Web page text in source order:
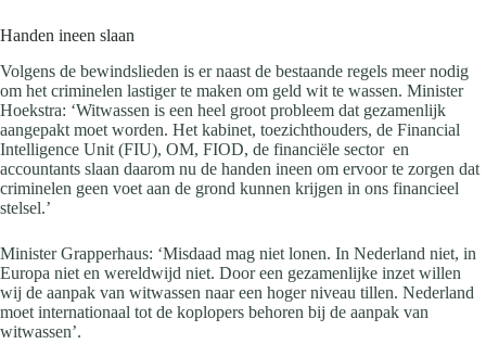
Handen ineen slaan
Volgens de bewindslieden is er naast de bestaande regels meer nodig
om het criminelen lastiger te maken om geld wit te wassen. Minister
Hoekstra: ‘Witwassen is een heel groot probleem dat gezamenlijk
aangepakt moet worden. Het kabinet, toezichthouders, de Financial
Intelligence Unit (FIU), OM, FIOD, de financiële sector en
accountants slaan daarom nu de handen ineen om ervoor te zorgen dat
criminelen geen voet aan de grond kunnen krijgen in ons financieel
stelsel.’
Minister Grapperhaus: ‘Misdaad mag niet lonen. In Nederland niet, in
Europa niet en wereldwijd niet. Door een gezamenlijke inzet willen
wij de aanpak van witwassen naar een hoger niveau tillen. Nederland
moet internationaal tot de koplopers behoren bij de aanpak van
witwassen’.